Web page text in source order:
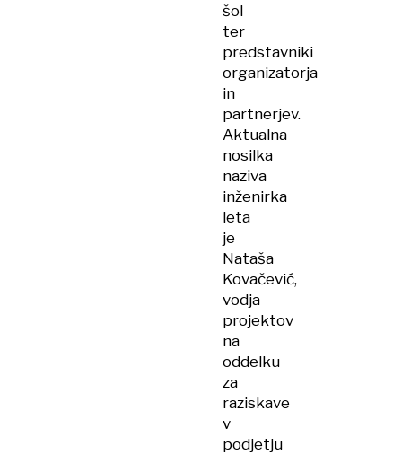
šol
ter
predstavniki
organizatorja
in
partnerjev.
Aktualna
nosilka
naziva
inženirka
leta
je
Nataša
Kovačević,
vodja
projektov
na
oddelku
za
raziskave
v
podjetju